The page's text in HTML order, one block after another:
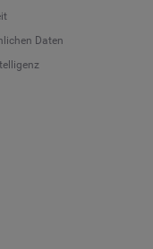
Daten
Deutsch